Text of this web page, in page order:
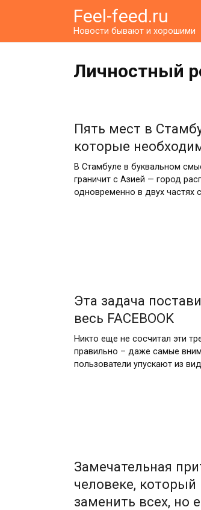
Feel-feed.ru
Новости бывают и хорошими
Личностный
Пять мест в
которые
В Стамбуле в буквальном
граничит с Азией — город
одновременно в двух частях
Эта задача
весь FACEBOOK
Никто еще не сосчитал эти
правильно – даже самые
пользователи упускают из
Замечательная
человеке,
заменить всех, но